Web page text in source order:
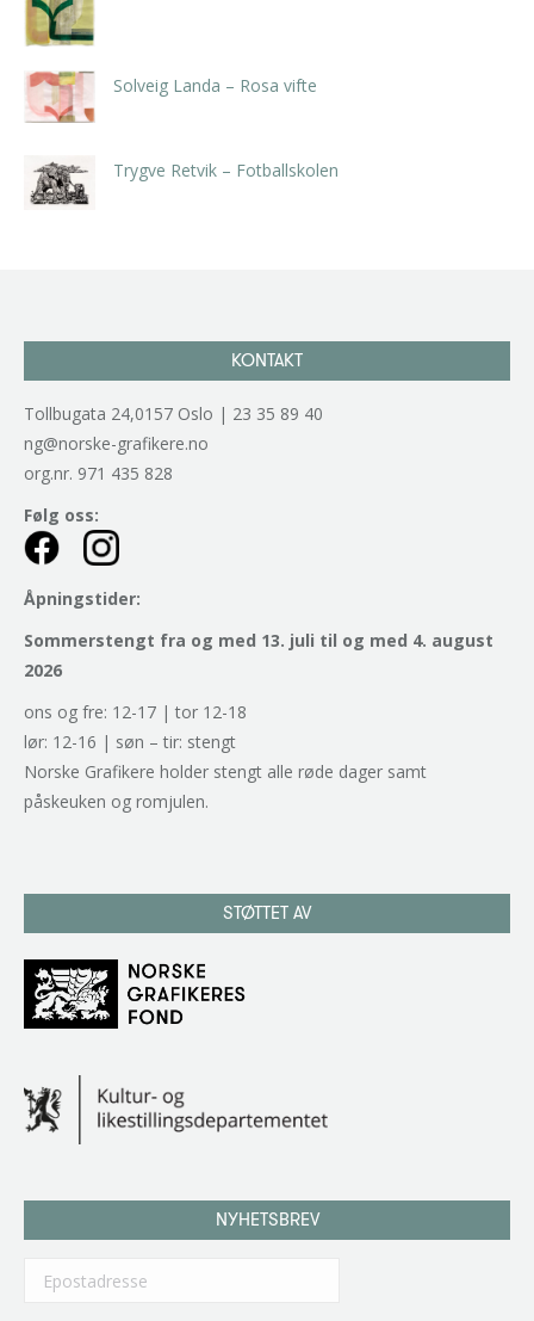
Solveig Landa – Rosa vifte
Trygve Retvik – Fotballskolen
KONTAKT
Tollbugata 24,0157 Oslo | 23 35 89 40
ng@norske-grafikere.no
org.nr. 971 435 828
Følg oss:
Åpningstider:
Sommerstengt fra og med 13. juli til og med 4. august
2026
ons og fre: 12-17 | tor 12-18
lør: 12-16 | søn – tir: stengt
Norske Grafikere holder stengt alle røde dager samt
påskeuken og romjulen.
STØTTET AV
NYHETSBREV